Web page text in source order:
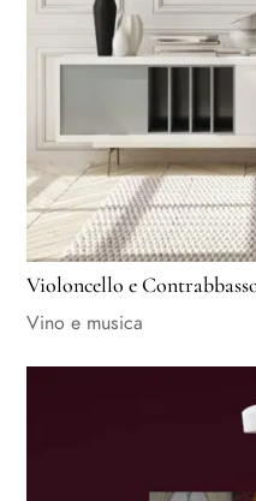
Violoncello e
Vino e musica